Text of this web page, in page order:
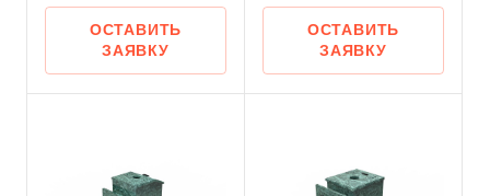
ОСТАВИТЬ
ЗАЯВКУ
ОСТАВИТЬ
ЗАЯВКУ